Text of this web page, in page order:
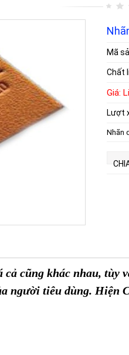
Mã
Chất
Giá:
Lượt
Nhãn
cũng khác nhau,
người tiêu dùng. Hiện